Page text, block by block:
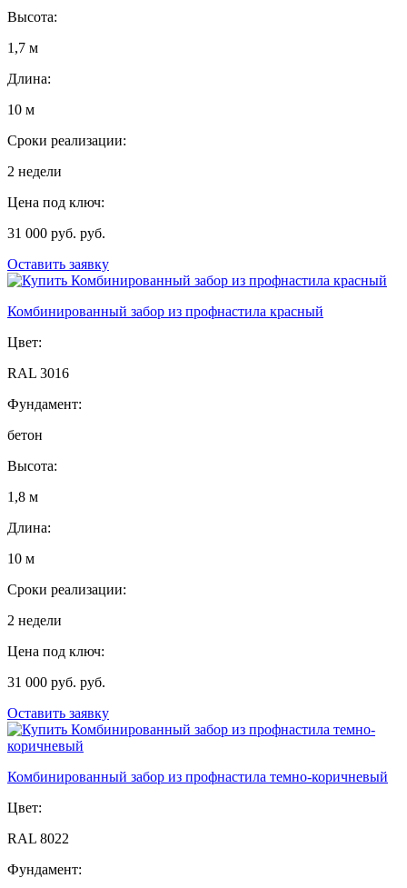
Высота:
1,7 м
Длина:
10 м
Сроки реализации:
2 недели
Цена под ключ:
31 000 руб. руб.
Оставить заявку
Комбинированный забор из профнастила красный
Цвет:
RAL 3016
Фундамент:
бетон
Высота:
1,8 м
Длина:
10 м
Сроки реализации:
2 недели
Цена под ключ:
31 000 руб. руб.
Оставить заявку
Комбинированный забор из профнастила темно-коричневый
Цвет:
RAL 8022
Фундамент: